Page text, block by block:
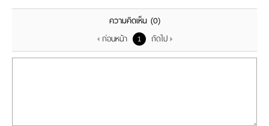
ความคิดเห็น (0)
ก่อนหน้า
1 ถัดไป